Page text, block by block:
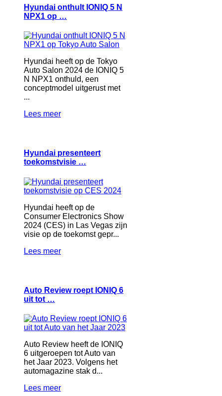
Hyundai onthult IONIQ 5 N
NPX1 op …
Hyundai heeft op de Tokyo
Auto Salon 2024 de IONIQ 5
N NPX1 onthuld, een
conceptmodel uitgerust met
...
Lees meer
Hyundai presenteert
toekomstvisie …
Hyundai heeft op de
Consumer Electronics Show
2024 (CES) in Las Vegas zijn
visie op de toekomst gepr...
Lees meer
Auto Review roept IONIQ 6
uit tot …
Auto Review heeft de IONIQ
6 uitgeroepen tot Auto van
het Jaar 2023. Volgens het
automagazine stak d...
Lees meer